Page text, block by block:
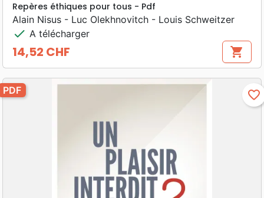
Repères éthiques pour tous - Pdf
Alain Nisus - Luc Olekhnovitch - Louis Schweitzer
check A télécharger
Prix
14,52 CHF shopping_cart
PDF favorite_border